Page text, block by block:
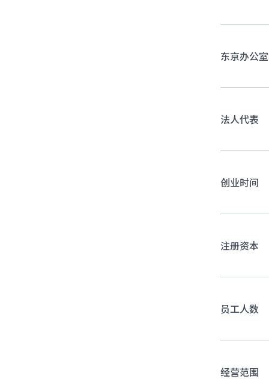
东京办公室
法人代表
创业时间
注册资本
员工人数
经营范围